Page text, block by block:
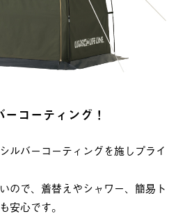
コーティング！
ルバーコーティングを施しプライ
ので、着替えやシャワー、簡易ト
安心です。